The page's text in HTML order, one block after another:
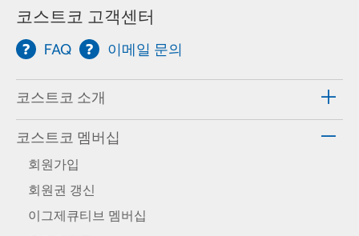
코스트코 고객센터
FAQ 이메일 문의
코스트코 소개
코스트코 멤버십
회원가입
회원권 갱신
이그제큐티브 멤버십